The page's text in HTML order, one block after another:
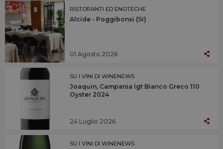
RISTORANTI ED ENOTECHE
Alcide - Poggibonsi (SI)
01 Agosto 2026
SU I VINI DI WINENEWS
Joaquin, Campania Igt Bianco Greco 110
Oyster 2024
24 Luglio 2026
SU I VINI DI WINENEWS